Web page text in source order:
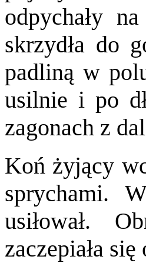
odpychały
skrzydła do
padliną w
usilnie i po
zagonach z
Koń żyjący
sprychami.
usiłował.
zaczepiała